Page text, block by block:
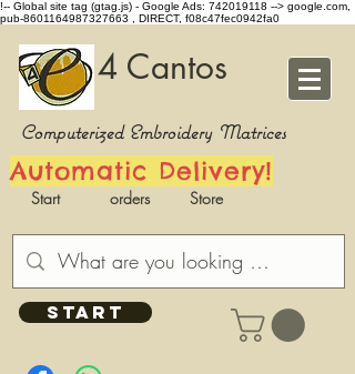
!-- Global site tag (gtag.js) - Google Ads: 742019118 --> google.com,
pub-8601164987327663 , DIRECT, f08c47fec0942fa0
4 Cantos
Computerized Embroidery Matrices
Automatic Delivery!
Start orders Store
START